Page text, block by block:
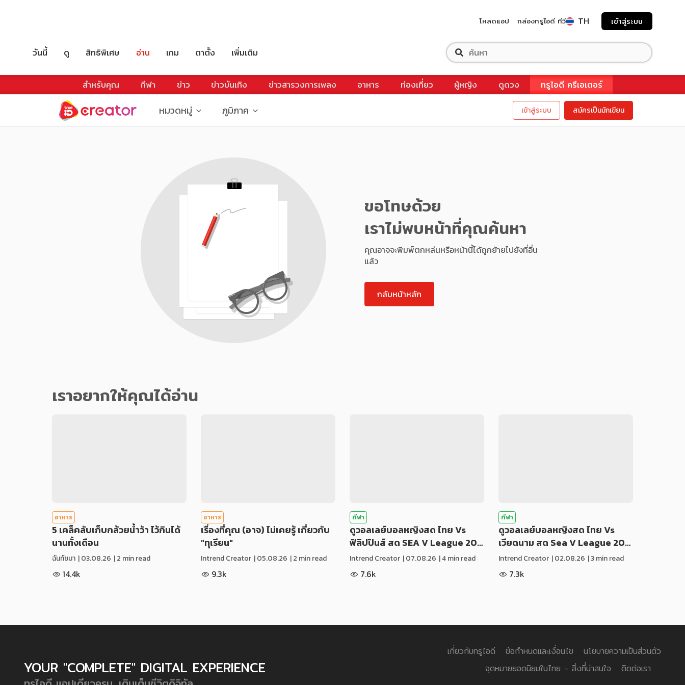
โหลดแอป กล่องทรูไอดี ทีวี TH เข้าสู่ระบบ
วันนี้ ดู สิทธิพิเศษ อ่าน เกม ตาตั้ง เพิ่มเติม
สำหรับคุณ กีฬา ข่าว ข่าวบันเทิง ข่าวสารวงการเพลง อาหาร ท่องเที่ยว ผู้หญิง ดูดวง ทรูไอดี ครีเอเตอร์
หมวดหมู่ ภูมิภาค เข้าสู่ระบบ สมัครเป็นนักเขียน
ขอโทษด้วย
เราไม่พบหน้าที่คุณค้นหา
คุณอาจจะพิมพ์ตกหล่นหรือหน้านี้ได้ถูกย้ายไปยังที่อื่น
แล้ว
กลับหน้าหลัก
เราอยากให้คุณได้อ่าน
อาหาร
5 เคล็คลับเก็บกล้วยน้ำว้า ไว้กินได้
นานทั้งเดือน
ฉันท์ชมา |03.08.26 | 2 min read
14.4k
อาหาร
เรื่องที่คุณ (อาจ) ไม่เคยรู้ เกี่ยวกับ
"ทุเรียน"
Intrend Creator |05.08.26 | 2 min read
9.3k
กีฬา
ดูวอลเลย์บอลหญิงสด ไทย Vs
ฟิลิปปินส์ สด SEA V League 20…
Intrend Creator |07.08.26 | 4 min read
7.6k
กีฬา
ดูวอลเลย์บอลหญิงสด ไทย Vs
เวียดนาม สด Sea V League 20…
Intrend Creator |02.08.26 | 3 min read
7.3k
YOUR "COMPLETE" DIGITAL EXPERIENCE
เกี่ยวกับทรูไอดี ข้อกำหนดและเงื่อนไข
นโยบายความเป็นส่วนตัว
จุดหมายยอดนิยมในไทย - สิ่งที่น่าสนใจ
ติดต่อเรา